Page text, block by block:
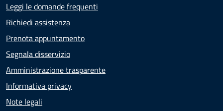
Leggi le domande frequenti
Richiedi assistenza
Prenota appuntamento
Segnala disservizio
Amministrazione trasparente
Informativa privacy
Note legali